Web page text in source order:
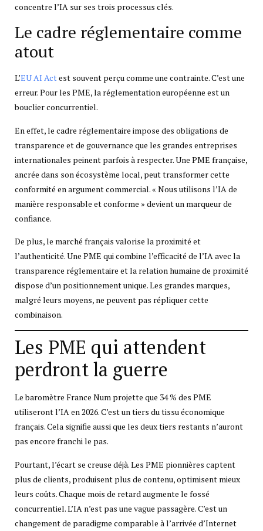
concentre l’IA sur ses trois processus clés.
Le cadre réglementaire comme
atout
L’EU AI Actest souvent perçu comme une contrainte. C’est une
erreur. Pour les PME, la réglementation européenne est un
bouclier concurrentiel.
En effet, le cadre réglementaire impose des obligations de
transparence et de gouvernance que les grandes entreprises
internationales peinent parfois à respecter. Une PME française,
ancrée dans son écosystème local, peut transformer cette
conformité en argument commercial. « Nous utilisons l’IA de
manière responsable et conforme » devient un marqueur de
confiance.
De plus, le marché français valorise la proximité et
l’authenticité. Une PME qui combine l’efficacité de l’IA avec la
transparence réglementaire et la relation humaine de proximité
dispose d’un positionnement unique. Les grandes marques,
malgré leurs moyens, ne peuvent pas répliquer cette
combinaison.
Les PME qui attendent
perdront la guerre
Le baromètre France Num projette que 34 % des PME
utiliseront l’IA en 2026. C’est un tiers du tissu économique
français. Cela signifie aussi que les deux tiers restants n’auront
pas encore franchi le pas.
Pourtant, l’écart se creuse déjà. Les PME pionnières captent
plus de clients, produisent plus de contenu, optimisent mieux
leurs coûts. Chaque mois de retard augmente le fossé
concurrentiel. L’IA n’est pas une vague passagère. C’est un
changement de paradigme comparable à l’arrivée d’Internet